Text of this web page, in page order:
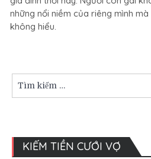
con
mẹ
con
chồng
những nổi niềm của riêng mình
không hiểu.
kiếm:
KIẾM TIỀN CƯỚI VỢ